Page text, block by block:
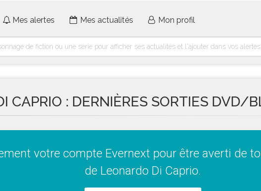
Mes alertes Mes actualités Mon profil
CAPRIO : DERNIÈRES SORTIES DVD/
votre compte Evernext pour être averti de
de Leonardo Di Caprio.